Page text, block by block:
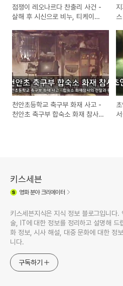
점쟁이 레오나르다 찬출리 사건 -
살해 후 시신으로 비누, 티케이크
천안초등학교 축구부 화재 사고 -
천안초 축구부 합숙소 화재 참사
키스세븐
영화분야 크리에이터
키스세븐지식은 지식 정보 블로그입니다.
술, IT에 대한 정보를 정리하고 설명해 드
화 정보, 시사 해설, 대중 문화에 대한 정
니다.
구독하기